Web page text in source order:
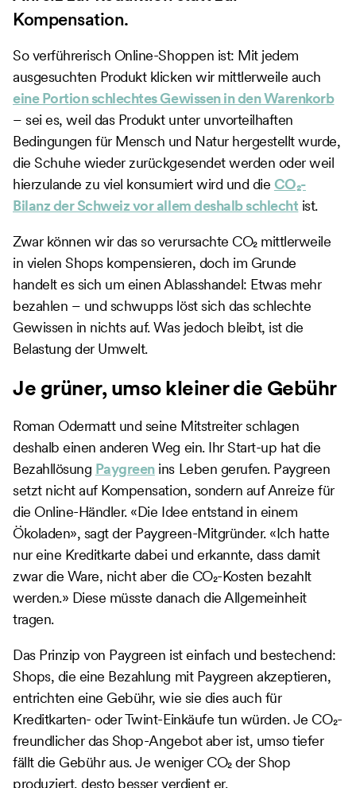
Kompensation.
So verführerisch Online-Shoppen ist: Mit jedem
ausgesuchten Produkt klicken wir mittlerweile auch
eine Portion schlechtes Gewissen in den Warenkorb
– sei es, weil das Produkt unter unvorteilhaften
Bedingungen für Mensch und Natur hergestellt wurde,
die Schuhe wieder zurückgesendet werden oder weil
hierzulande zu viel konsumiert wird und die CO₂-
Bilanz der Schweiz vor allem deshalb schlecht ist.
Zwar können wir das so verursachte CO₂ mittlerweile
in vielen Shops kompensieren, doch im Grunde
handelt es sich um einen Ablasshandel: Etwas mehr
bezahlen – und schwupps löst sich das schlechte
Gewissen in nichts auf. Was jedoch bleibt, ist die
Belastung der Umwelt.
Je grüner, umso kleiner die Gebühr
Roman Odermatt und seine Mitstreiter schlagen
deshalb einen anderen Weg ein. Ihr Start-up hat die
Bezahllösung Paygreenins Leben gerufen. Paygreen
setzt nicht auf Kompensation, sondern auf Anreize für
die Online-Händler. «Die Idee entstand in einem
Ökoladen», sagt der Paygreen-Mitgründer. «Ich hatte
nur eine Kreditkarte dabei und erkannte, dass damit
zwar die Ware, nicht aber die CO₂-Kosten bezahlt
werden.» Diese müsste danach die Allgemeinheit
tragen.
Das Prinzip von Paygreen ist einfach und bestechend:
Shops, die eine Bezahlung mit Paygreen akzeptieren,
entrichten eine Gebühr, wie sie dies auch für
Kreditkarten- oder Twint-Einkäufe tun würden. Je CO₂-
freundlicher das Shop-Angebot aber ist, umso tiefer
fällt die Gebühr aus. Je weniger CO₂ der Shop
produziert, desto besser verdient er.